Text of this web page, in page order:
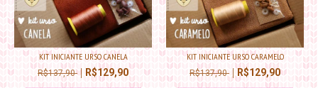
KIT INICIANTE URSO CANELA
R$137,90 R$129,90
KIT INICIANTE URSO CARAMELO
R$137,90 R$129,90